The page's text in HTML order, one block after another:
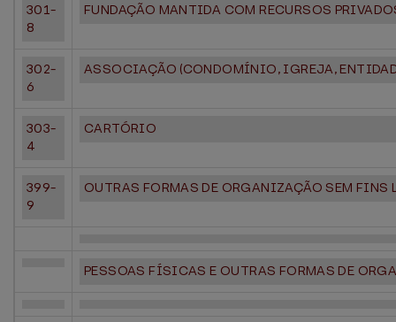
301-
8
FUNDAÇÃO MANTIDA COM RECURSOS
302-
6
ASSOCIAÇÃO (CONDOMÍNIO, IGREJA,
303-
4
CARTÓRIO
399-
9
OUTRAS FORMAS DE ORGANIZAÇÃO SEM FINS
PESSOAS FÍSICAS E OUTRAS FORMAS DE